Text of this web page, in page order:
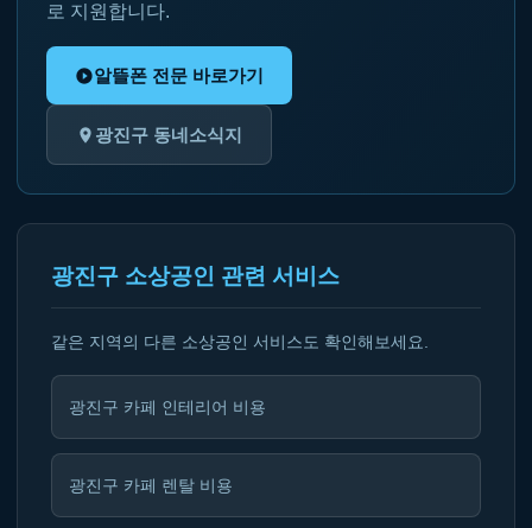
로 지원합니다.
알뜰폰 전문 바로가기
광진구 동네소식지
광진구 소상공인 관련 서비스
같은 지역의 다른 소상공인 서비스도 확인해보세요.
광진구 카페 인테리어 비용
광진구 카페 렌탈 비용